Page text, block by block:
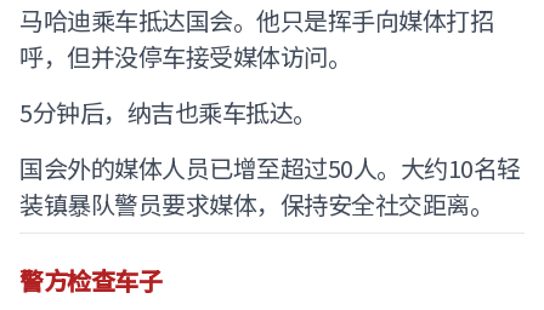
马哈迪乘车抵达国会。他只是挥手向媒体打招
呼，但并没停车接受媒体访问。
5分钟后，纳吉也乘车抵达。
国会外的媒体人员已增至超过50人。大约10名轻
装镇暴队警员要求媒体，保持安全社交距离。
警方检查车子